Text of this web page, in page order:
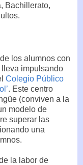
Bachillerato,
los alumnos con
impulsando
Colegio Público
. Este centro
(conviven a la
modelo de
superar las
una
la labor de